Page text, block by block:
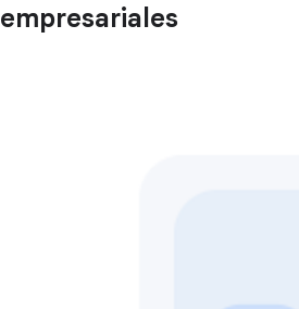
empresariales